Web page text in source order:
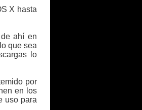
X hasta
ahí en
que sea
lo
por
en los
uso para